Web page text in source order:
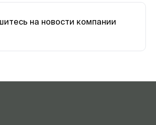
на новости компании